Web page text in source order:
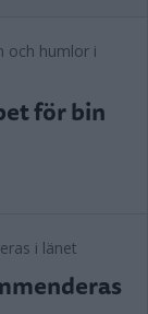
för bin